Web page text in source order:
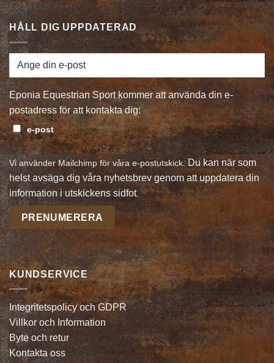
HÅLL DIG UPPDATERAD
Eponia Equestrian Sport kommer att använda din e-
postadress för att kontakta dig:
e-post
Vi använder Mailchimp för våra e-postutskick.Du kan när som
helst avsäga dig våra nyhetsbrev genom att uppdatera din
information i utskickens sidfot.
KUNDSERVICE
Integritetspolicy och GDPR
Villkor och Information
Byte och retur
Kontakta oss